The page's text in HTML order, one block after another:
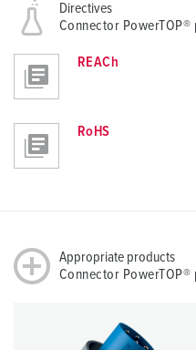
Directives
Connector PowerTOP®
REACh
RoHS
Appropriate products
Connector